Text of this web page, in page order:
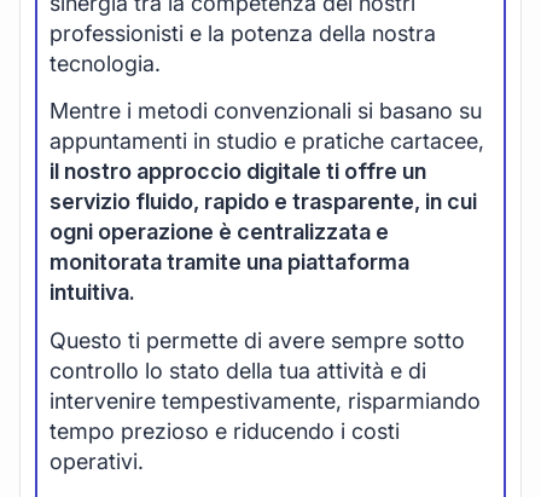
professionisti e la potenza della nostra
tecnologia.
Mentre i metodi convenzionali si basano su
appuntamenti in studio e pratiche cartacee,
il nostro approccio digitale ti offre un
servizio fluido, rapido e trasparente, in cui
ogni operazione è centralizzata e
monitorata tramite una piattaforma
intuitiva.
Questo ti permette di avere sempre sotto
controllo lo stato della tua attività e di
intervenire tempestivamente, risparmiando
tempo prezioso e riducendo i costi
operativi.